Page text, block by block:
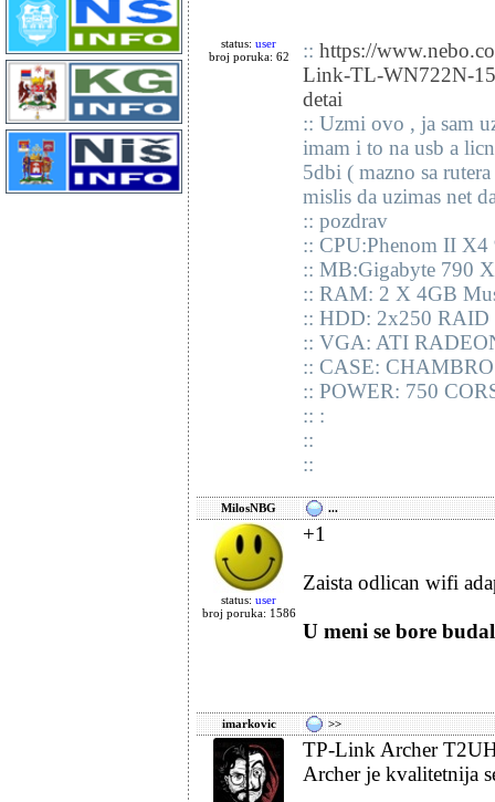
status: user
broj poruka: 62
:: https://
Link-TL-WN722N-
detai
:: Uzmi ovo , ja sam
imam i to na usb a
5dbi ( mazno sa
mislis da uzimas net
:: pozdrav
:: CPU:Phenom II X4
:: MB:Gigabyte 790
:: RAM: 2 X 4GB
:: HDD: 2x250
:: VGA: ATI
:: CASE:
:: POWER: 750
:: :
::
::
MilosNBG ...
status: user
broj poruka: 1586
+1
Zaista odlican wifi
U meni se bore
imarkovic >>
TP-Link Archer
Archer je kvalitetnija